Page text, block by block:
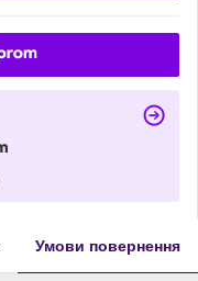
Умови повернення